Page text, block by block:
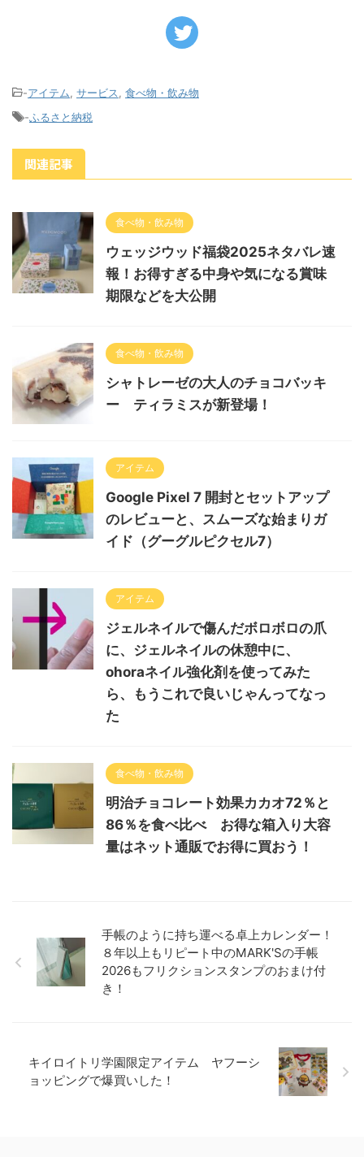
-アイテム サービス
食べ物・飲み物
-ふるさと納税
関連記事
食べ物・飲み物
ウェッジウッド福袋2025ネタバレ速
報！お得すぎる中身や気になる賞味
期限などを大公開
食べ物・飲み物
シャトレーゼの大人のチョコバッキ
ー ティラミスが新登場！
アイテム
Google Pixel 7 開封とセットアップ
のレビューと、スムーズな始まりガ
イド（グーグルピクセル7）
アイテム
ジェルネイルで傷んだボロボロの爪
に、ジェルネイルの休憩中に、
ohoraネイル強化剤を使ってみた
ら、もうこれで良いじゃんってなっ
た
食べ物・飲み物
明治チョコレート効果カカオ72％と
86％を食べ比べ お得な箱入り大容
量はネット通販でお得に買おう！
手帳のように持ち運べる卓上カレンダー！
８年以上もリピート中のMARK'Sの手帳
2026もフリクションスタンプのおまけ付
き！
キイロイトリ学園限定アイテム ヤフーシ
ョッピングで爆買いした！